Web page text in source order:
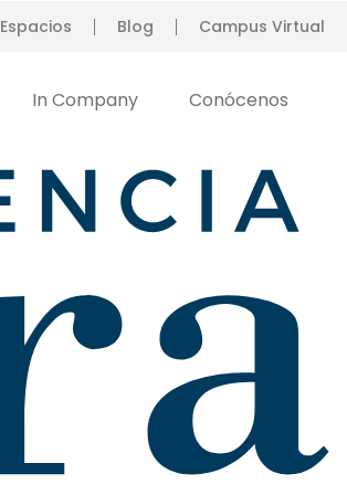
Espacios Blog Campus Virtual
In Company Conócenos